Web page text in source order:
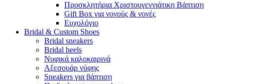
Προσκλητήρια Χριστουγεννιάτικη Βάπτιση
Gift Box για νονούς & νονές
Ευχολόγιο
Bridal & Custom Shoes
Bridal sneakers
Bridal heels
Νυφικά καλοκαιρινά
Αξεσουάρ νύφης
Sneakers για βάπτιση